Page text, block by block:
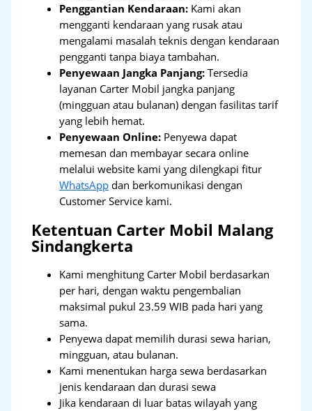
Penggantian Kendaraan: Kami akan
mengganti kendaraan yang rusak atau
mengalami masalah teknis dengan kendaraan
pengganti tanpa biaya tambahan.
Penyewaan Jangka Panjang: Tersedia
layanan Carter Mobil jangka panjang
(mingguan atau bulanan) dengan fasilitas tarif
yang lebih hemat.
Penyewaan Online: Penyewa dapat
memesan dan membayar secara online
melalui website kami yang dilengkapi fitur
WhatsApp dan berkomunikasi dengan
Customer Service kami.
Ketentuan Carter Mobil Malang
Sindangkerta
Kami menghitung Carter Mobil berdasarkan
per hari, dengan waktu pengembalian
maksimal pukul 23.59 WIB pada hari yang
sama.
Penyewa dapat memilih durasi sewa harian,
mingguan, atau bulanan.
Kami menentukan harga sewa berdasarkan
jenis kendaraan dan durasi sewa
Jika kendaraan di luar batas wilayah yang